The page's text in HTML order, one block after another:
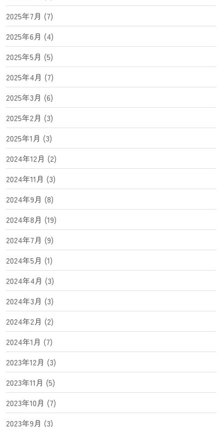
2025年7月 (7)
2025年6月 (4)
2025年5月 (5)
2025年4月 (7)
2025年3月 (6)
2025年2月 (3)
2025年1月 (3)
2024年12月 (2)
2024年11月 (3)
2024年9月 (8)
2024年8月 (19)
2024年7月 (9)
2024年5月 (1)
2024年4月 (3)
2024年3月 (3)
2024年2月 (2)
2024年1月 (7)
2023年12月 (3)
2023年11月 (5)
2023年10月 (7)
2023年9月 (3)